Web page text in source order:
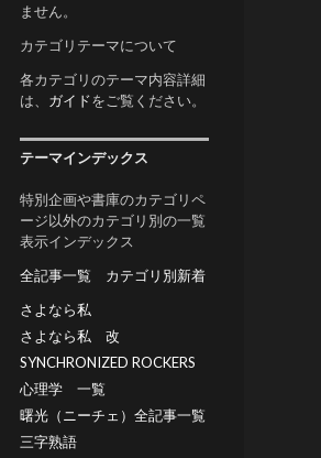
ません。
カテゴリテーマについて
各カテゴリのテーマ内容詳細
は、 ガイドをご覧ください。
テーマインデックス
特別企画や書庫のカテゴリペ
ージ以外のカテゴリ別の一覧
表示インデックス
全記事一覧
カテゴリ別新着
さよなら私
さよなら私 改
SYNCHRONIZED ROCKERS
心理学 一覧
曙光（ニーチェ）全記事一覧
三字熟語